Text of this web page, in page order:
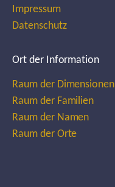
Impressum
Datenschutz
Ort der Information
Raum der Dimensionen
Raum der Familien
Raum der Namen
Raum der Orte